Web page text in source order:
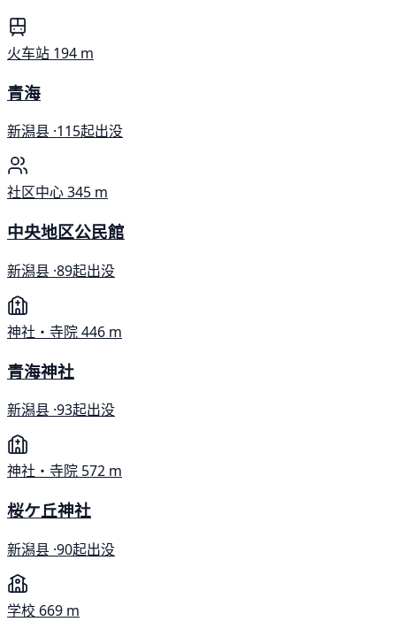
火车站 194 m
青海
新潟县 ·115起出没
社区中心345 m
中央地区公民館
新潟县 ·89起出没
神社・寺院446 m
青海神社
新潟县 ·93起出没
神社・寺院 572 m
桜ケ丘神社
新潟县 ·90起出没
学校 669 m